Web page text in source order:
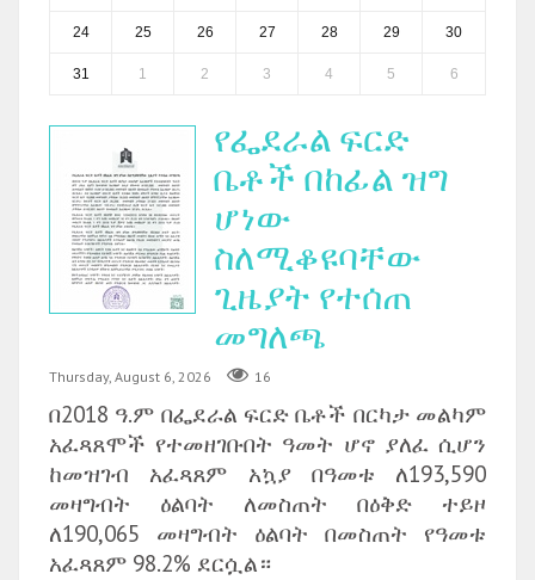
24 25 26 27 28 29 30
31 1 2 3 4 5 6
የፌደራል ፍርድ
ቤቶች በከፊል ዝግ
ሆነው
ስለሚቆዩባቸው
ጊዜያት የተሰጠ
መግለጫ
Thursday, August 6, 2026 16
በ2018 ዓ.ም በፌደራል ፍርድ ቤቶች በርካታ መልካም
አፈጻጸሞች የተመዘገቡበት ዓመት ሆኖ ያለፈ ሲሆን
ከመዝገብ አፈጻጸም አኳያ በዓመቱ ለ193,590
መዛግብት ዕልባት ለመስጠት በዕቅድ ተይዞ
ለ190,065 መዛግብት ዕልባት በመስጠት የዓመቱ
አፈጻጸም 98.2% ደርሷል።